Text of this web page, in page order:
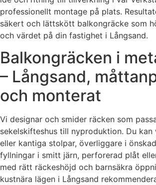
professionellt montage på plats.
säkert och lättskött balkongräcke som
och värdet på din fastighet i Långsand.
Balkongräcken i
– Långsand,
och monterat
Vi designar och smider räcken som
sekelskifteshus till nyproduktion. Du kan
eller kantiga stolpar, överliggare i
fyllningar i smitt järn, perforerad plåt
med rätt räckeshöjd och barnsäkra
kustnära lägen i Långsand